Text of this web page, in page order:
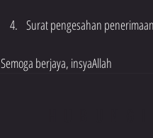
Surat pengesahan
Semoga berjaya, insyaAllah